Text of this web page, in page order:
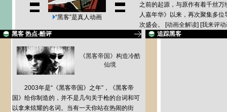
“黑客”是真人动画
之前的起源，与原作有着千丝
人嘉年华》以来，再次聚集多
次盛会。 [动画全解读] [我来评
黑客 热点-酷评
追踪黑客
《黑客帝国》构造冷酷
仙境
2003年是“《黑客帝国》之年”，《黑客帝
国》给你制造的，并不是几句关于枪的台词和可
以拿来炫耀的名词。当有一天你站在热闹的街